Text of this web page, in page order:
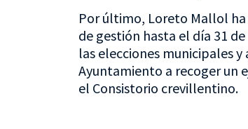
Por último, Loreto Mallol
de gestión hasta el día 31
las elecciones municipales
Ayuntamiento a recoger un
el Consistorio crevillentino.